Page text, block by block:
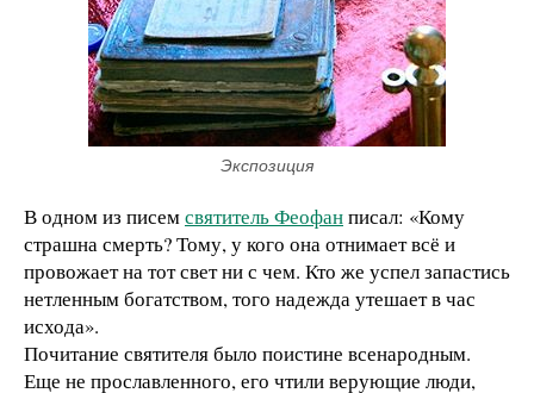
Экспозиция
В одном из писемсвятитель Феофанписал: «Кому
страшна смерть? Тому, у кого она отнимает всё и
провожает на тот свет ни с чем. Кто же успел запастись
нетленным богатством, того надежда утешает в час
исхода».
Почитание святителя было поистине всенародным.
Еще не прославленного, его чтили верующие люди,